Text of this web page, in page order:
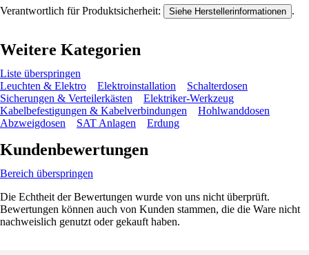
Verantwortlich für Produktsicherheit: Siehe Herstellerinformationen .
Weitere Kategorien
Liste überspringen
Leuchten & Elektro
Elektroinstallation
Schalterdosen
Sicherungen & Verteilerkästen
Elektriker-Werkzeug
Kabelbefestigungen & Kabelverbindungen
Hohlwanddosen
Abzweigdosen
SAT Anlagen Erdung
Kundenbewertungen
Bereich überspringen
Die Echtheit der Bewertungen wurde von uns nicht überprüft.
Bewertungen können auch von Kunden stammen, die die Ware nicht
nachweislich genutzt oder gekauft haben.